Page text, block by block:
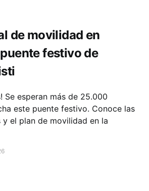
de movilidad en
festivo de
Se esperan más de 25.000
este puente festivo. Conoce las
y el plan de movilidad en la